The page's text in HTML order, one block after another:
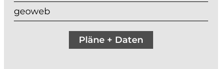
geoweb
Pläne + Daten